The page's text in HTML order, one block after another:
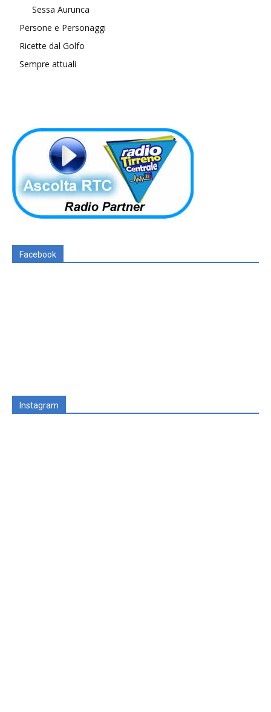
Sessa Aurunca
Persone e Personaggi
Ricette dal Golfo
Sempre attuali
Facebook
Instagram